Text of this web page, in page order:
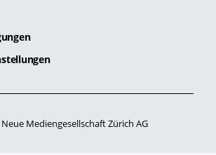
Mediengesellschaft Zürich AG